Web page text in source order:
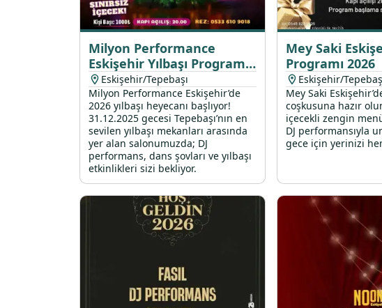
Milyon Performance
Eskişehir Yılbaşı Programı
2026
Eskişehir/Tepebaşı
Milyon Performance Eskişehir’de
2026 yılbaşı heyecanı başlıyor!
31.12.2025 gecesi Tepebaşı’nın en
sevilen yılbaşı mekanları arasında
yer alan salonumuzda; DJ
performans, dans şovları ve yılbaşı
etkinlikleri sizi bekliyor.
Mey Saki
Programı 2026
Eskişehir/
Mey Saki
coşkusuna hazır
içecekli zengin
DJ performansıyla
gece için yerinizi